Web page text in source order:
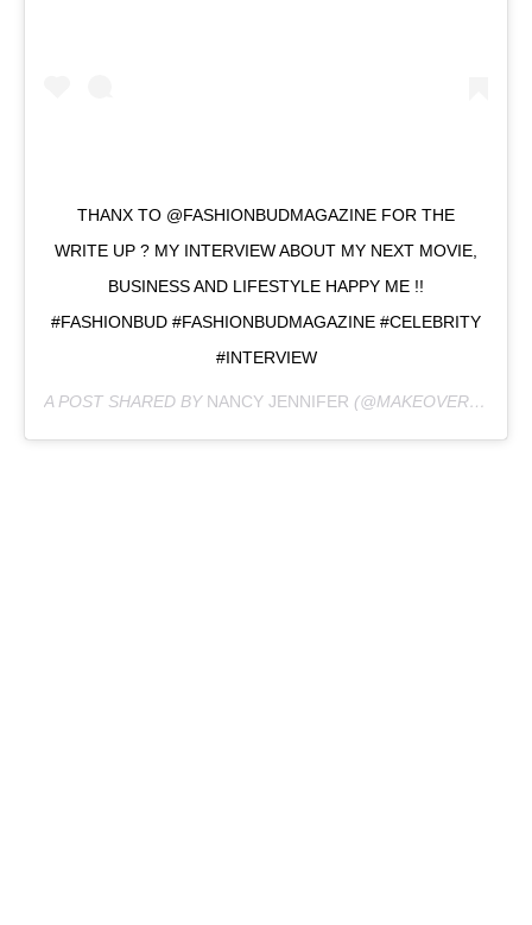
THANX TO @FASHIONBUDMAGAZINE FOR THE
WRITE UP ? MY INTERVIEW ABOUT MY NEXT MOVIE,
BUSINESS AND LIFESTYLE HAPPY ME !!
#FASHIONBUD #FASHIONBUDMAGAZINE #CELEBRITY
#INTERVIEW
A POST SHARED BY NANCY JENNIFER (@MAKEOVERBYJENNIFER) ON